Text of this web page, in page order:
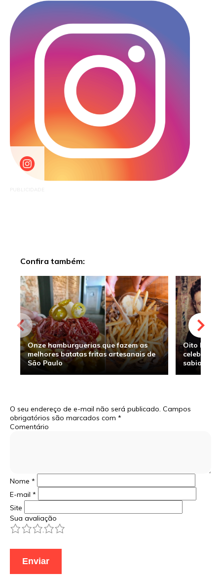
PUBLICIDADE
Confira também:
Onze hamburguerias que fazem as
melhores batatas fritas artesanais de
São Paulo
Oito
sabia
O seu endereço de e-mail não será publicado. Campos
obrigatórios são marcados com *
Comentário
Nome *
E-mail *
Site
Sua avaliação
5
4
3
2